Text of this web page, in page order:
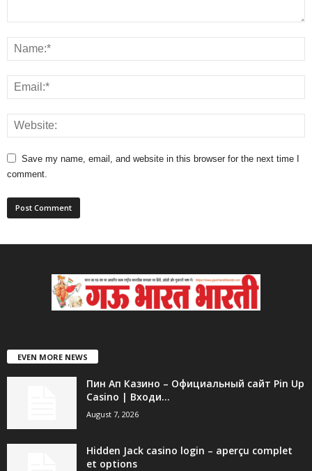
Save my name, email, and website in this browser for the next time I
comment.
EVEN MORE NEWS
Пин Ап Казино – Официальный сайт Pin Up
Casino | Входи...
August 7, 2026
Hidden Jack casino login – aperçu complet
et options